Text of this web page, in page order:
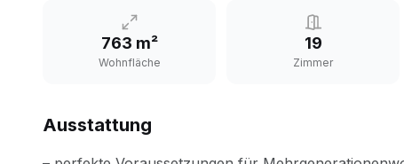
763 m²
Wohnfläche
19
Zimmer
Ausstattung